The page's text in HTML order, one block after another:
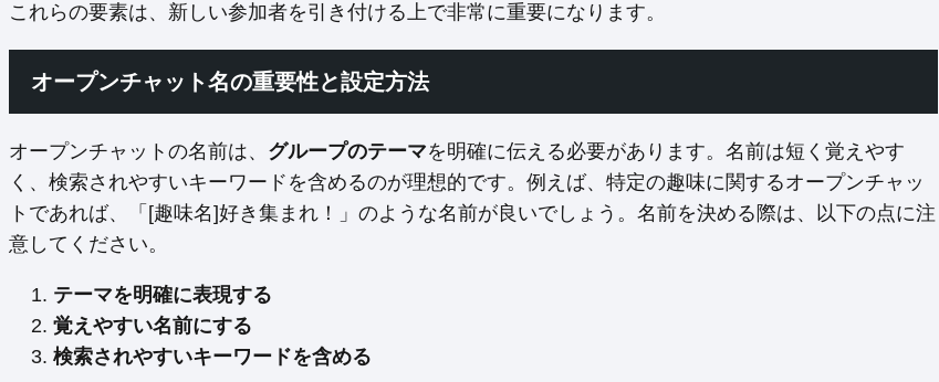
これらの要素は、新しい参加者を引き付ける上で非常に重要になります。
オープンチャット名の重要性と設定方法
オープンチャットの名前は、 グループのテーマを明確に伝える必要があります。名前は短く覚えやす
く、検索されやすいキーワードを含めるのが理想的です。例えば、特定の趣味に関するオープンチャッ
トであれば、「[趣味名]好き集まれ！」のような名前が良いでしょう。名前を決める際は、以下の点に注
意してください。
テーマを明確に表現する
覚えやすい名前にする
検索されやすいキーワードを含める